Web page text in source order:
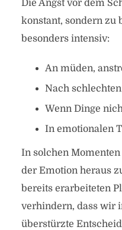
Die Angst vor dem
konstant, sondern zu
besonders intensiv:
An müden,
Nach
Wenn Dinge
In emotionalen
In solchen
der Emotion heraus
bereits erarbeiteten
verhindern, dass wir
überstürzte